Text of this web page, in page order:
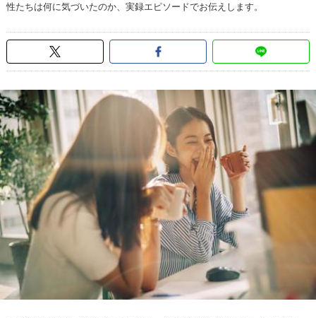
性たちは何に気づいたのか、実録エピソードでお伝えします。